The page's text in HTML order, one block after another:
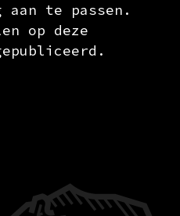
te passen.
op deze